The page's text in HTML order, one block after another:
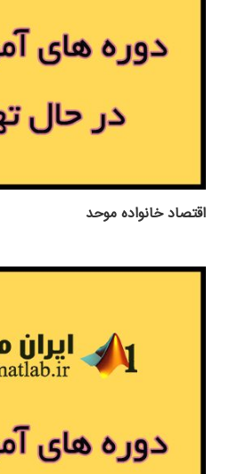
اقتصاد خانواده موحد